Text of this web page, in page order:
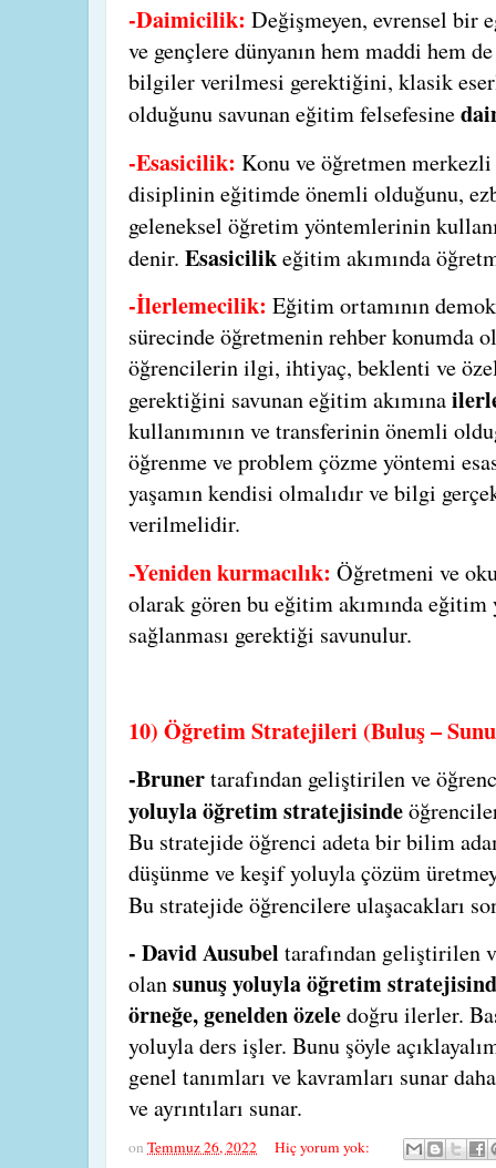
-Daimicilik: Değişmeyen, evrensel bir
ve gençlere dünyanın hem maddi hem
bilgiler verilmesi gerektiğini, klasik
olduğunu savunan eğitim felsefesine
-Esasicilik: Konu ve öğretmen
disiplinin eğitimde önemli olduğunu,
geleneksel öğretim yöntemlerinin
denir. Esasicilikeğitim akımında
-İlerlemecilik: Eğitim ortamının
sürecinde öğretmenin rehber konumda
öğrencilerin ilgi, ihtiyaç, beklenti ve
gerektiğini savunan eğitim akımına
kullanımının ve transferinin önemli
öğrenme ve problem çözme yöntemi
yaşamın kendisi olmalıdır ve bilgi
verilmelidir.
-Yeniden kurmacılık: Öğretmeni ve
olarak gören bu eğitim akımında
sağlanması gerektiği savunulur.
10) Öğretim Stratejileri (Buluş –
-Brunertarafından geliştirilen ve
yoluyla öğretim stratejisinde
Bu stratejide öğrenci adeta bir bilim
düşünme ve keşif yoluyla çözüm
Bu stratejide öğrencilere ulaşacakları
- David Ausubel tarafından geliştirilen
olansunuş yoluyla öğretim
örneğe, genelden özeledoğru ilerler.
yoluyla ders işler. Bunu şöyle
genel tanımları ve kavramları sunar
ve ayrıntıları sunar.
on Temmuz 26, 2022 Hiç yorum yok: